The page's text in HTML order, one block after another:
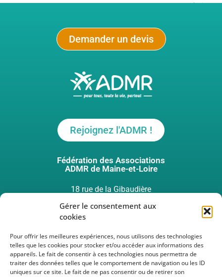
Gérer le consentement aux
cookies
Pour offrir les meilleures expériences, nous utilisons des technologies
telles que les cookies pour stocker et/ou accéder aux informations des
appareils. Le fait de consentir à ces technologies nous permettra de
traiter des données telles que le comportement de navigation ou les ID
uniques sur ce site. Le fait de ne pas consentir ou de retirer son
Prochain→
Demander un devis
Rejoignez l'ADMR !
Fédération des Associations
ADMR de Maine-et-Loire
18 rue de la Gibaudière
49124 ST BARTHELEMY D’ANJOU
02 41 33 48 00